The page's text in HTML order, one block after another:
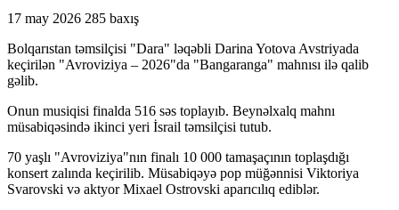
17 may 2026 285 baxış
Bolqarıstan təmsilçisi "Dara" ləqəbli Darina Yotova Avstriyada
keçirilən "Avroviziya – 2026"da "Bangaranga" mahnısı ilə qalib
gəlib.
Onun musiqisi finalda 516 səs toplayıb. Beynəlxalq mahnı
müsabiqəsində ikinci yeri İsrail təmsilçisi tutub.
70 yaşlı "Avroviziya"nın finalı 10 000 tamaşaçının toplaşdığı
konsert zalında keçirilib. Müsabiqəyə pop müğənnisi Viktoriya
Svarovski və aktyor Mixael Ostrovski aparıcılıq ediblər.